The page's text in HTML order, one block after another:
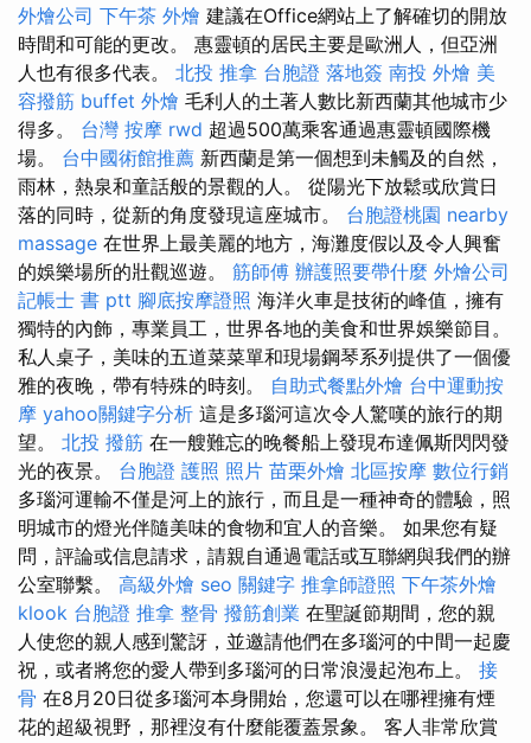
外燴公司 下午茶 外燴 建議在Office網站上了解確切的開放
時間和可能的更改。 惠靈頓的居民主要是歐洲人，但亞洲
人也有很多代表。 北投 推拿 台胞證 落地簽 南投 外燴 美
容撥筋 buffet 外燴 毛利人的土著人數比新西蘭其他城市少
得多。 台灣 按摩 rwd 超過500萬乘客通過惠靈頓國際機
場。 台中國術館推薦 新西蘭是第一個想到未觸及的自然，
雨林，熱泉和童話般的景觀的人。 從陽光下放鬆或欣賞日
落的同時，從新的角度發現這座城市。 台胞證桃園 nearby
massage 在世界上最美麗的地方，海灘度假以及令人興奮
的娛樂場所的壯觀巡遊。 筋師傅 辦護照要帶什麼 外燴公司
記帳士 書 ptt 腳底按摩證照 海洋火車是技術的峰值，擁有
獨特的內飾，專業員工，世界各地的美食和世界娛樂節目。
私人桌子，美味的五道菜菜單和現場鋼琴系列提供了一個優
雅的夜晚，帶有特殊的時刻。 自助式餐點外燴 台中運動按
摩 yahoo關鍵字分析 這是多瑙河這次令人驚嘆的旅行的期
望。 北投 撥筋 在一艘難忘的晚餐船上發現布達佩斯閃閃發
光的夜景。 台胞證 護照 照片 苗栗外燴 北區按摩 數位行銷
多瑙河運輸不僅是河上的旅行，而且是一種神奇的體驗，照
明城市的燈光伴隨美味的食物和宜人的音樂。 如果您有疑
問，評論或信息請求，請親自通過電話或互聯網與我們的辦
公室聯繫。 高級外燴 seo 關鍵字 推拿師證照 下午茶外燴
klook 台胞證 推拿 整骨 撥筋創業 在聖誕節期間，您的親
人使您的親人感到驚訝，並邀請他們在多瑙河的中間一起慶
祝，或者將您的愛人帶到多瑙河的日常浪漫起泡布上。 接
骨 在8月20日從多瑙河本身開始，您還可以在哪裡擁有煙
花的超級視野，那裡沒有什麼能覆蓋景象。 客人非常欣賞